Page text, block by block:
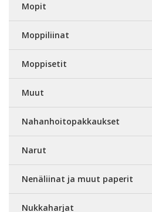
Mopit
Moppiliinat
Moppisetit
Muut
Nahanhoitopakkaukset
Narut
Nenäliinat ja muut paperit
Nukkaharjat